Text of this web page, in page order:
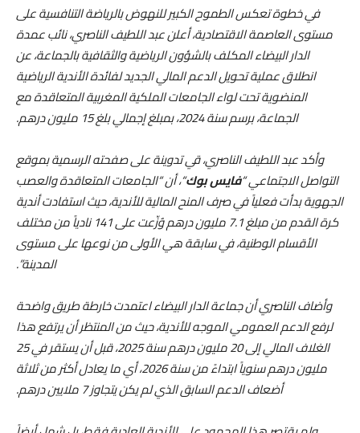
في خطوة تعكس الطموح الكبير للنهوض بالرياضة التنافسية على
مستوى العاصمة الاقتصادية، أعلن عبد اللطيف الناصري، نائب عمدة
الدار البيضاء المكلف بالشؤون الرياضية والثقافية بالجماعة، عن
انطلاق عملية تحويل الدعم المالي الجديد لفائدة الأندية الرياضية
المنضوية تحت لواء الجامعات الملكية المغربية المتعاقدة مع
الجماعة، برسم سنة 2024، بمبلغ إجمالي بلغ 15 مليون درهم.
وأكد عبد اللطيف الناصري، قي تدوينة على صفحته الرسمية بموقع
التواصل الاجتماعي “فايس بوك“، أن “الجامعات المتعاقدة والعصب
الجهوية بدأت فعلياً في صرف المنح المالية للأندية، حيث استفادت أندية
كرة القدم من مبلغ 7.1 مليون درهم وُزّعت على 141 نادياً من مختلف
الأقسام الوطنية، في سابقة هي الأولى من نوعها على مستوى
المدينة”.
وأضاف الناصري أن جماعة الدار البيضاء اعتمدت خارطة طريق واضحة
لرفع الدعم العمومي الموجه للأندية، حيث من المنتظر أن يرتفع هذا
الغلاف المالي إلى 20 مليون درهم سنة 2025، قبل أن يستقر في 25
مليون درهم سنوياً ابتداءً من سنة 2026، أي ما يعادل أكثر من ثلاثة
أضعاف الدعم السابق الذي لم يكن يتجاوز 7 ملايين درهم.